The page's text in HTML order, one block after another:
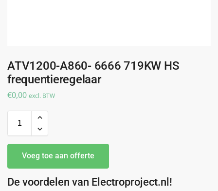
ATV1200-A860- 6666 719KW HS
frequentieregelaar
€0,00 excl. BTW
Voeg toe aan offerte
De voordelen van Electroproject.nl!